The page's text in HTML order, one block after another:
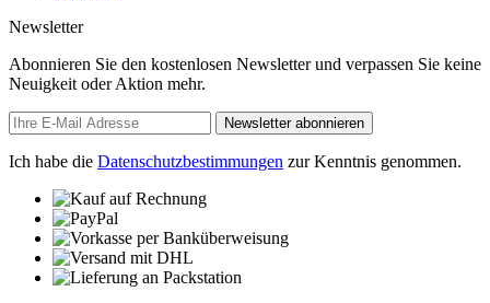
Newsletter
Abonnieren Sie den kostenlosen Newsletter und verpassen Sie keine
Neuigkeit oder Aktion mehr.
Newsletter abonnieren
Ich habe die Datenschutzbestimmungen zur Kenntnis genommen.